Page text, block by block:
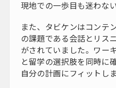
現地での一歩目も迷わな
また、タビケンはコンテ
の課題である会話とリス
がされていました。ワー
と留学の選択肢を同時に
自分の計画にフィットし